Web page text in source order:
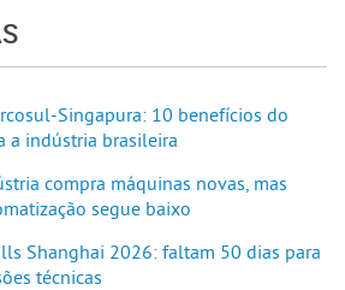
Singapura: 10 benefícios do
a indústria brasileira
compra máquinas novas, mas
segue baixo
Shanghai 2026: faltam 50 dias para
técnicas